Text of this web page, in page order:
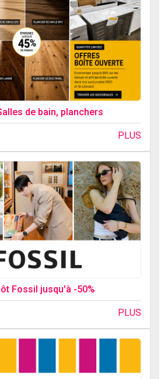
de bain, planchers
PLUS
Fossil jusqu'à -50%
PLUS